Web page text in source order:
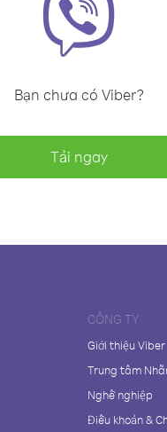
Bạn chưa có Viber?
Tải ngay
CÔNG TY
Giới thiệu Viber
Trung tâm
Nghề nghiệp
Điều khoản &